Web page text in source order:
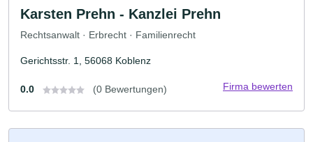
Karsten Prehn - Kanzlei Prehn
Rechtsanwalt · Erbrecht · Familienrecht
Gerichtsstr. 1, 56068 Koblenz
0.0 (0 Bewertungen) Firma bewerten